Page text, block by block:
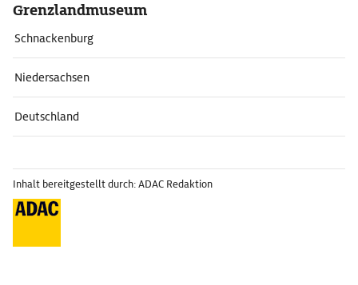
Grenzlandmuseum
Schnackenburg
Niedersachsen
Deutschland
Inhalt bereitgestellt durch: ADAC Redaktion